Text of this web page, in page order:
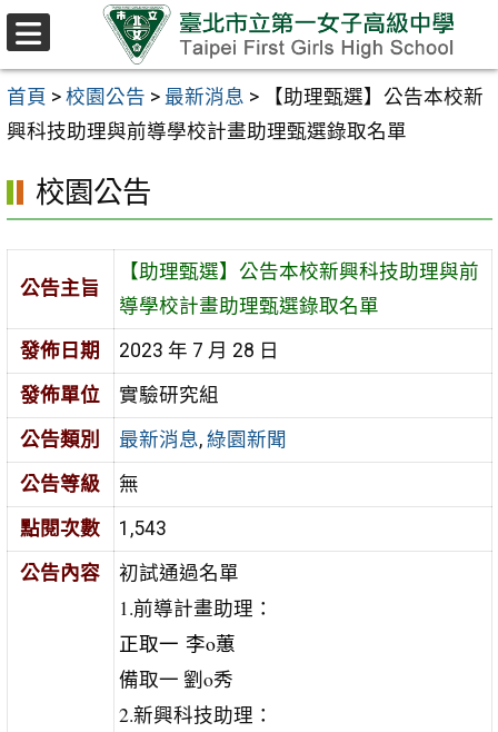
跳至主要內容區
首頁 > 校園公告 > 最新消息 >
【助理甄選】公告本校新
興科技助理與前導學校計畫助理甄選錄取名單
校園公告
公告主旨
【助理甄選】公告本校新興科技助理與前
導學校計畫助理甄選錄取名單
發佈日期
2023 年 7 月 28 日
發佈單位
實驗研究組
公告類別
最新消息, 綠園新聞
公告等級
無
點閱次數
1,543
公告內容
初試通過名單
1.前導計畫助理：
正取一 李o蕙
備取一 劉o秀
2.新興科技助理：
選
單